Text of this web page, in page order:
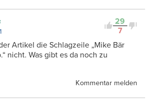
29
7
Artikel die Schlagzeile „Mike Bär
nicht. Was gibt es da noch zu
Kommentar melden